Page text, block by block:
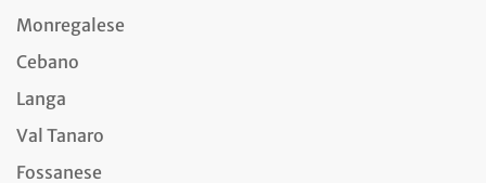
Monregalese
Cebano
Langa
Val Tanaro
Fossanese